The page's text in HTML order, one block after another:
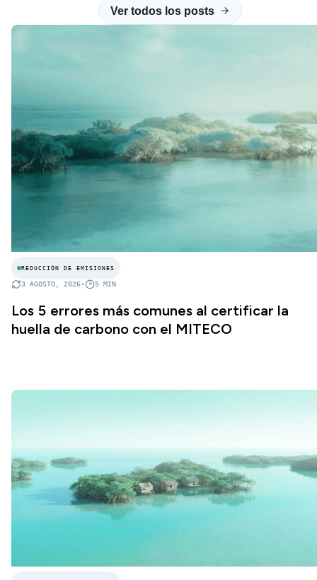
Ver todos los posts
REDUCCIÓN DE EMISIONES
3 AGOSTO, 2026• 5 MIN
Los 5 errores más comunes al certificar la
huella de carbono con el MITECO